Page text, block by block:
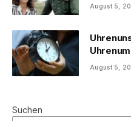
August 5,
August 5,
Suchen